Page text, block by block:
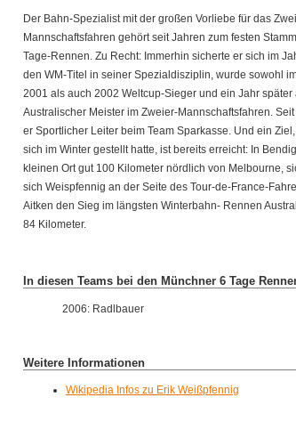
Der Bahn-Spezialist mit der großen Vorliebe für das
Mannschaftsfahren gehört seit Jahren zum festen
Tage-Rennen. Zu Recht: Immerhin sicherte er sich im
den WM-Titel in seiner Spezialdisziplin, wurde sowohl
2001 als auch 2002 Weltcup-Sieger und ein Jahr später
Australischer Meister im Zweier-Mannschaftsfahren.
er Sportlicher Leiter beim Team Sparkasse. Und ein
sich im Winter gestellt hatte, ist bereits erreicht: In
kleinen Ort gut 100 Kilometer nördlich von Melbourne,
sich Weispfennig an der Seite des Tour-de-France-
Aitken den Sieg im längsten Winterbahn- Rennen
84 Kilometer.
In diesen Teams bei den Münchner 6 Tage
2006: Radlbauer
Weitere Informationen
Wikipedia Infos zu Erik Weißpfennig